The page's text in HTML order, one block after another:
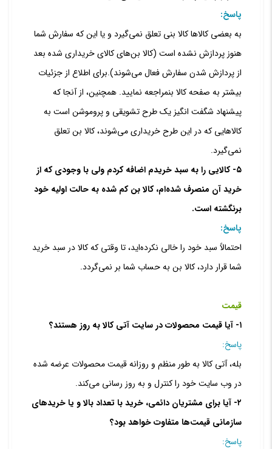
پاسخ:
به بعضی کالاها کالا بنی تعلق نمی‏‌گیرد و یا این که سفارش شما
هنوز پردازش نشده است (کالا بن‏‌های کالای خریداری شده بعد
از پردازش شدن سفارش فعال می‏‌شوند).برای اطلاع از جزئیات
بیشتر به صفحه کالا بنمراجعه نمایید. همچنین، از آنجا که
پیشنهاد شگفت انگیز یک طرح تشویقی و پروموشن است به
کالاهایی که در این طرح خریداری می‌شوند، کالا بن تعلق
نمی‌گیرد.
۵- کالایی را به سبد خریدم اضافه کردم ولی با وجودی که از
خرید آن منصرف شده‏‌ام، کالا بن کم شده به حالت اولیه خود
برنگشته است.
پاسخ:
احتمالاً سبد خود را خالی نکرده‌‏اید، تا وقتی که کالا در سبد خرید
شما قرار دارد، کالا بن به حساب شما بر نمی‏‌گردد.
قیمت
۱- آیا قیمت محصولات در سایت آتی کالا به روز هستند؟
پاسخ:
بله، آتی کالا به طور منظم و روزانه قیمت‏ محصولات عرضه شده
در وب‏ سایت خود را کنترل و به روز رسانی می‏‌کند.
۲- آیا برای مشتریان دائمی، خرید با تعداد بالا و یا خریدهای
سازمانی قیمت‌‏ها متفاوت خواهد بود؟
پاسخ: